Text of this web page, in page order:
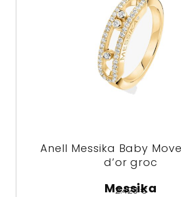
Anell Messika Baby
d’or groc
Messika
2.423€